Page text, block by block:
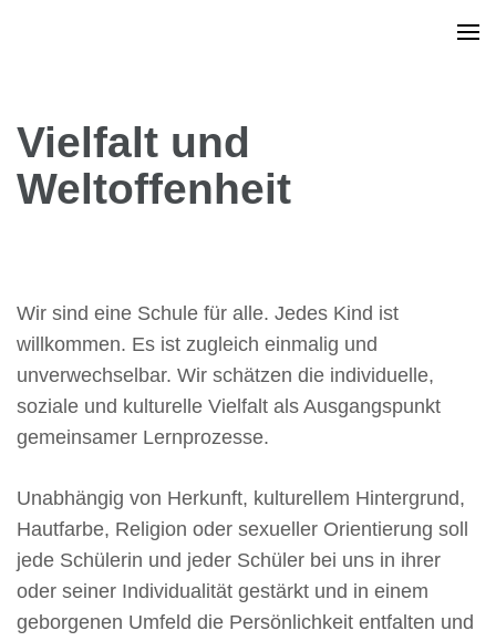
Vielfalt und
Weltoffenheit
Wir sind eine Schule für alle. Jedes Kind ist
willkommen. Es ist zugleich einmalig und
unverwechselbar. Wir schätzen die individuelle,
soziale und kulturelle Vielfalt als Ausgangspunkt
gemeinsamer Lernprozesse.
Unabhängig von Herkunft, kulturellem Hintergrund,
Hautfarbe, Religion oder sexueller Orientierung soll
jede Schülerin und jeder Schüler bei uns in ihrer
oder seiner Individualität gestärkt und in einem
geborgenen Umfeld die Persönlichkeit entfalten und